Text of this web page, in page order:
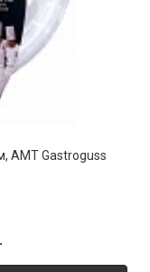
AMT Gastroguss